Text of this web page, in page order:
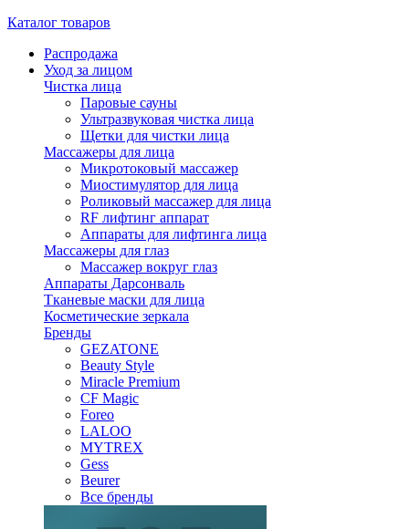
Каталог товаров
Распродажа
Уход за лицом
Чистка лица
Паровые сауны
Ультразвуковая чистка лица
Щетки для чистки лица
Массажеры для лица
Микротоковый массажер
Миостимулятор для лица
Роликовый массажер для лица
RF лифтинг аппарат
Аппараты для лифтинга лица
Массажеры для глаз
Массажер вокруг глаз
Аппараты Дарсонваль
Тканевые маски для лица
Косметические зеркала
Бренды
GEZATONE
Beauty Style
Miracle Premium
CF Magic
Foreo
LALOO
MYTREX
Gess
Beurer
Все бренды